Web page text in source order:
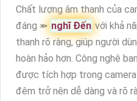
Chất lượng âm thanh của
đáng ⤘ nghĩ Đến với khả
thanh rõ ràng, giúp người
hoàn hảo hơn. Công nghệ
được tích hợp trong
đêm trở nên dễ dàng và rõ